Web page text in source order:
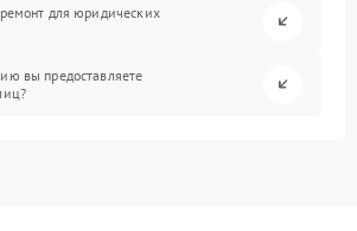
для юридических
вы предоставляете